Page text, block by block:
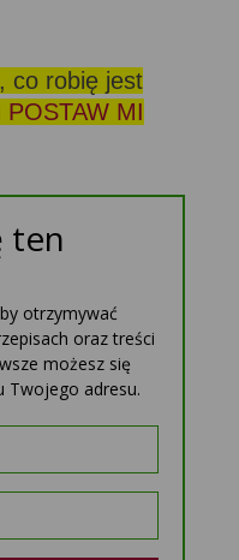
co robię jest
POSTAW MI
ten
otrzymywać
oraz treści
możesz się
Twojego adresu.